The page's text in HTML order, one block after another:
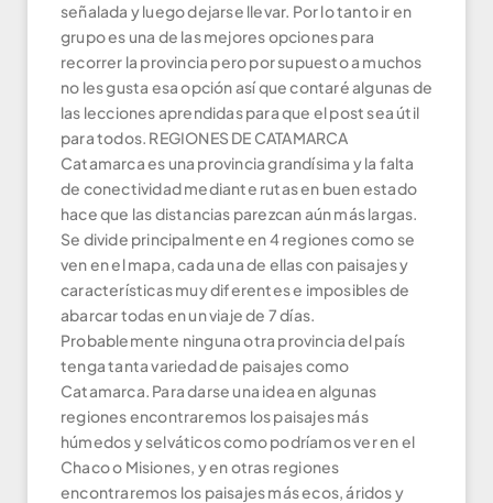
señalada y luego dejarse llevar. Por lo tanto ir en
grupo es una de las mejores opciones para
recorrer la provincia pero por supuesto a muchos
no les gusta esa opción así que contaré algunas de
las lecciones aprendidas para que el post sea útil
para todos. REGIONES DE CATAMARCA
Catamarca es una provincia grandísima y la falta
de conectividad mediante rutas en buen estado
hace que las distancias parezcan aún más largas.
Se divide principalmente en 4 regiones como se
ven en el mapa, cada una de ellas con paisajes y
características muy diferentes e imposibles de
abarcar todas en un viaje de 7 días.
Probablemente ninguna otra provincia del país
tenga tanta variedad de paisajes como
Catamarca. Para darse una idea en algunas
regiones encontraremos los paisajes más
húmedos y selváticos como podríamos ver en el
Chaco o Misiones, y en otras regiones
encontraremos los paisajes más ecos, áridos y